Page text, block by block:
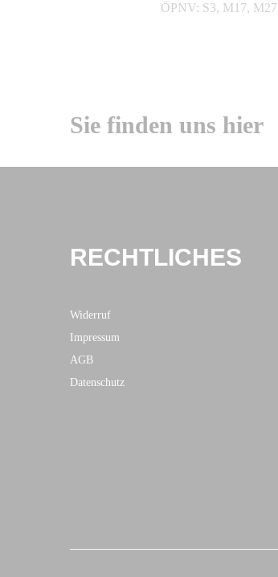
ÖPNV: S3, M17, M27
Sie finden uns hier
RECHTLICHES
Widerruf
Impressum
AGB
Datenschutz